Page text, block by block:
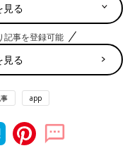
見る
記事を登録可能
見る
app